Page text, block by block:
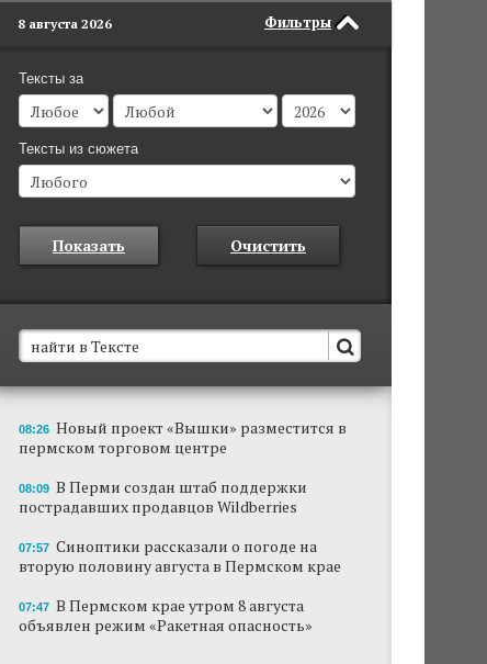
Фильтры
8 августа 2026
Тексты за
Тексты из сюжета
Показать Очистить
В Пермском крае установят новые станции
обнаружения беспилотников
Они используются для обнаружения и
отслеживания БПЛА в воздухе.
Новый проект «Вышки» разместится в
пермском торговом центре
пострадавших продавцов Wildberries
08:26 Новый проект «Вышки» разместится в
пермском торговом центре
08:09 В Перми создан штаб поддержки
пострадавших продавцов Wildberries
07:57 Синоптики рассказали о погоде на
вторую половину августа в Пермском крае
07:47 В Пермском крае утром 8 августа
объявлен режим «Ракетная опасность»